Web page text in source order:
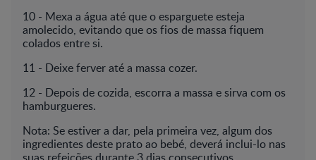
10 - Mexa a água até que o esparguete esteja
amolecido, evitando que os fios de massa fiquem
colados entre si.
11 - Deixe ferver até a massa cozer.
12 - Depois de cozida, escorra a massa e sirva com os
hamburgueres.
Nota: Se estiver a dar, pela primeira vez, algum dos
ingredientes deste prato ao bebé, deverá inclui-lo nas